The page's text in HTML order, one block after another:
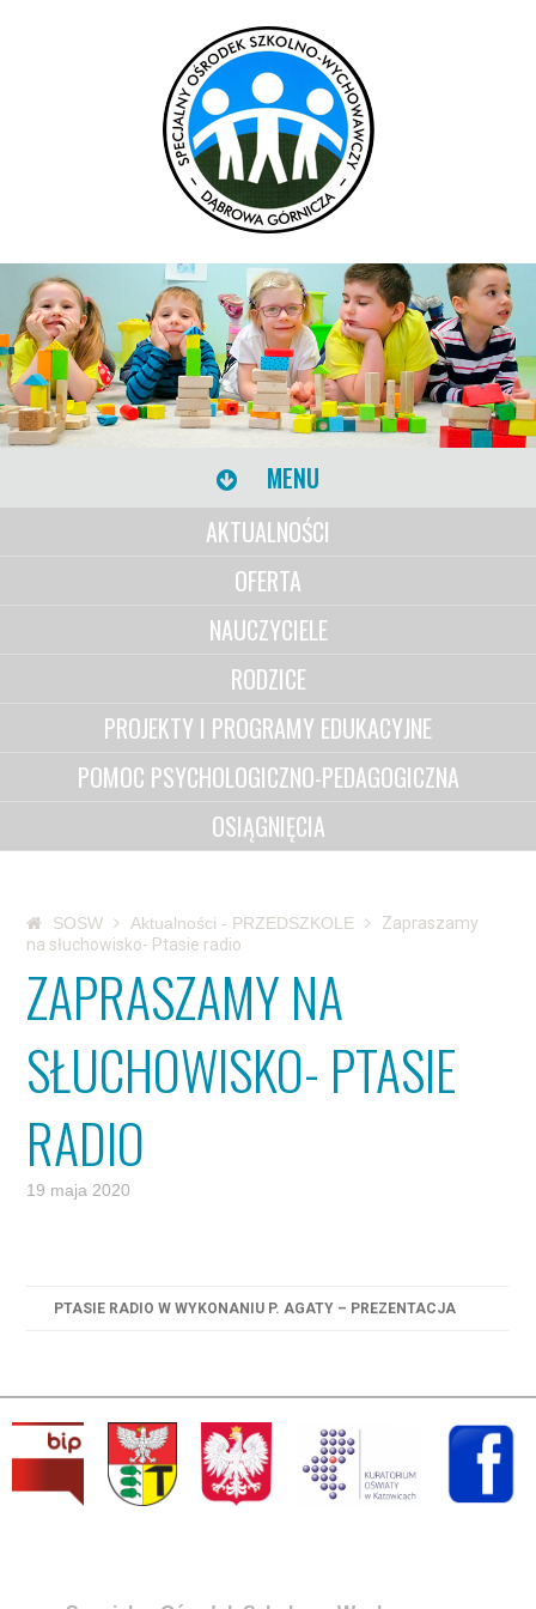
MENU
AKTUALNOŚCI
OFERTA
NAUCZYCIELE
RODZICE
PROJEKTY I PROGRAMY EDUKACYJNE
POMOC PSYCHOLOGICZNO-PEDAGOGICZNA
OSIĄGNIĘCIA
SOSW Aktualności - PRZEDSZKOLE
Zapraszamy
na słuchowisko- Ptasie radio
ZAPRASZAMY NA
SŁUCHOWISKO- PTASIE
RADIO
19 maja 2020
PTASIE RADIO W WYKONANIU P. AGATY – PREZENTACJA